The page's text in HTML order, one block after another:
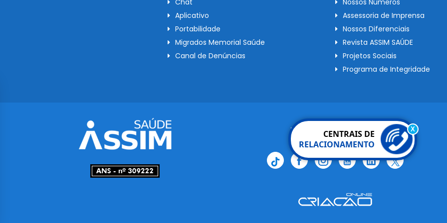
Chat
Aplicativo
Portabilidade
Migrados Memorial Saúde
Canal de Denúncias
Nossos Números
Assessoria de Imprensa
Nossos Diferenciais
Revista ASSIM SAÚDE
Projetos Sociais
Programa de Integridade
Redes Sociais
CENTRAIS DE
RELACIONAMENTO
X